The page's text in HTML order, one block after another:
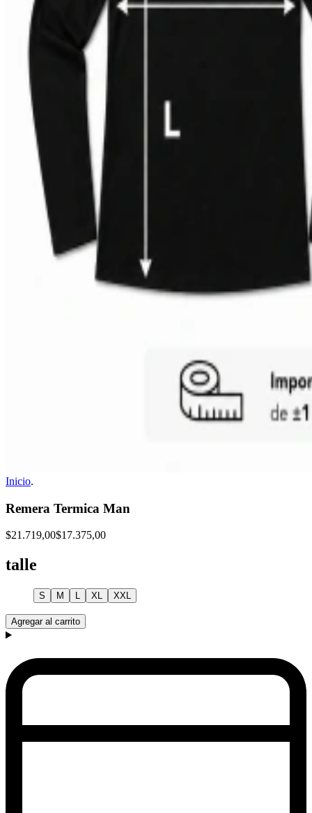
Inicio.
Remera Termica Man
$21.719,00$17.375,00
talle
S M L XL XXL
Agregar al carrito